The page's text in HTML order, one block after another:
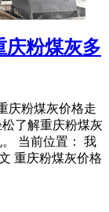
庆粉煤灰多
庆粉煤灰价格走
了解重庆粉煤灰
当前位置： 我
重庆粉煤灰价格